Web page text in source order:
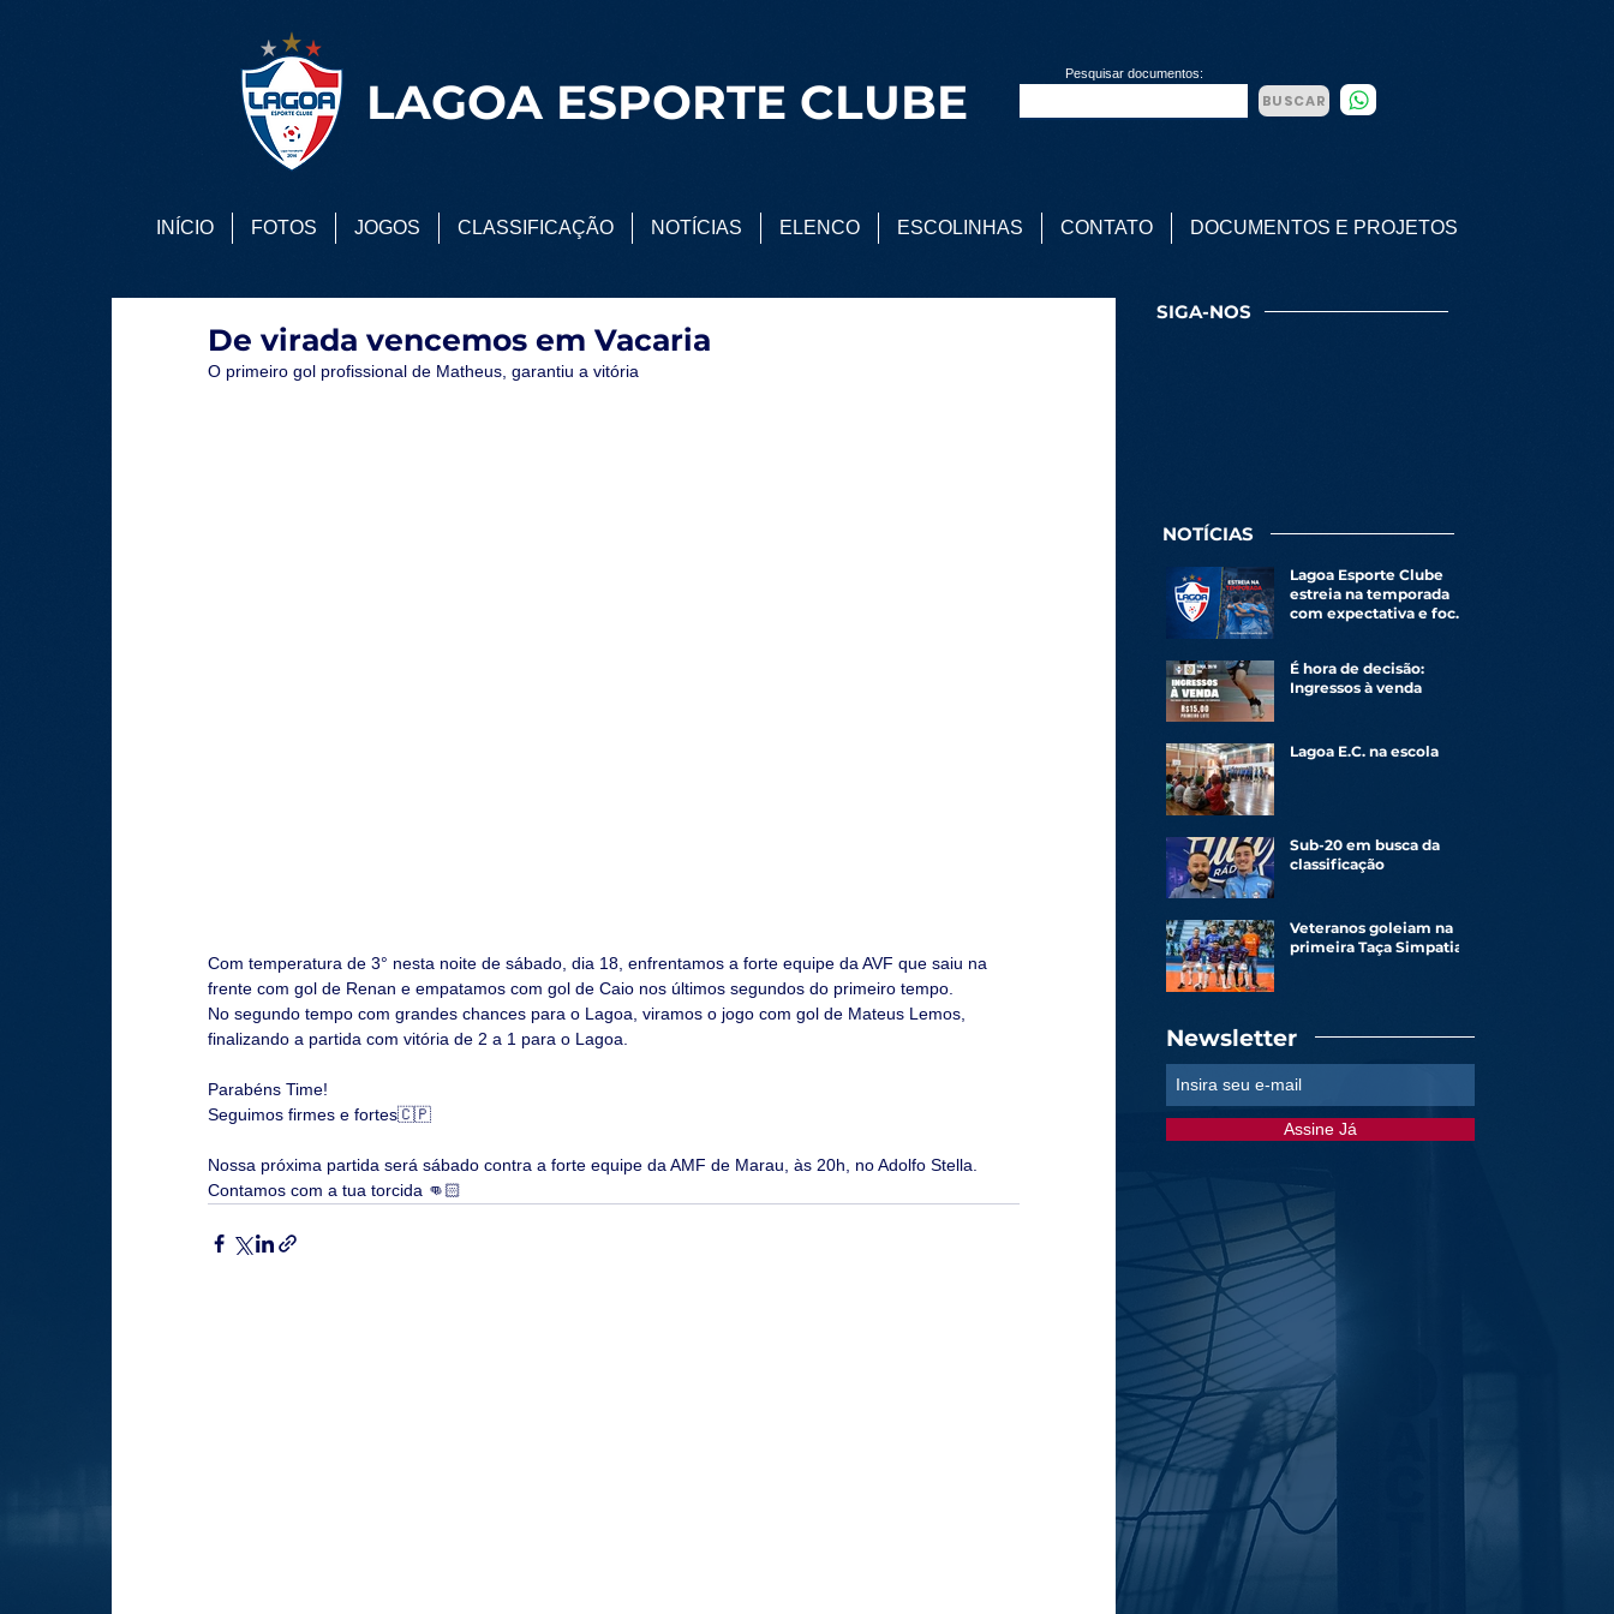
LAGOA ESPORTE CLUBE
INÍCIO FOTOS JOGOS CLASSIFICAÇÃO NOTÍCIAS ELENCO ESCOLINHAS CONTATO DOCUMENTOS E PROJETOS
Pesquisar documentos:
BUSCAR
De virada vencemos em Vacaria
O primeiro gol profissional de Matheus, garantiu a vitória
Com temperatura de 3° nesta noite de sábado, dia 18, enfrentamos a forte equipe da AVF que saiu na
frente com gol de Renan e empatamos com gol de Caio nos últimos segundos do primeiro tempo.
No segundo tempo com grandes chances para o Lagoa, viramos o jogo com gol de Mateus Lemos,
finalizando a partida com vitória de 2 a 1 para o Lagoa.
Parabéns Time!
Seguimos firmes e fortes🇨🇵
Nossa próxima partida será sábado contra a forte equipe da AMF de Marau, às 20h, no Adolfo Stella.
Contamos com a tua torcida 👊🏻
SIGA-NOS
NOTÍCIAS
Lagoa Esporte Clube
estreia na temporada
com expectativa e foco
É hora de decisão:
Ingressos à venda
Lagoa E.C. na escola
Sub-20 em busca da
classificação
Veteranos goleiam na
primeira Taça Simpatia
Newsletter
Assine Já